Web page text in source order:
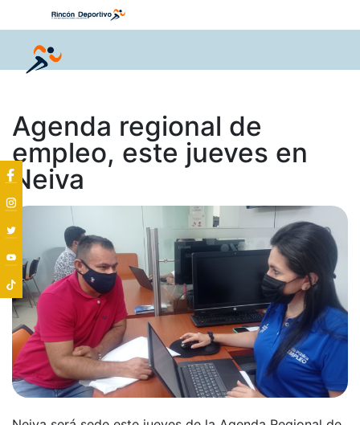
Agenda regional de
empleo, este jueves en
Neiva